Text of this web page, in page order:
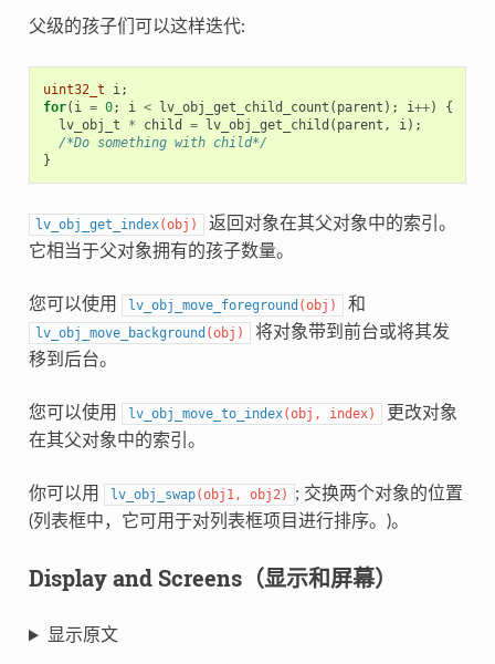
父级的孩子们可以这样迭代:
uint32_t i;
for( i = 0; i < lv_obj_get_child_count ( parent ); i++)
{
lv_obj_t
* child = lv_obj_get_child ( parent , i);
/*Do something with child*/
}
lv_obj_get_index(obj )
返回对象在其父对象中的索引。
它相当于父对象拥有的孩子数量。
您可以使用 lv_obj_move_foreground (obj ) 和
lv_obj_move_background (obj )
将对象带到前台或将其发
移到后台。
您可以使用 lv_obj_move_to_index(obj , index)
更改对象
在其父对象中的索引。
你可以用 lv_obj_swap(obj1, obj2)
; 交换两个对象的位置
(列表框中，它可用于对列表框项目进行排序。)。
Display and Screens（显示和屏幕）
显示原文